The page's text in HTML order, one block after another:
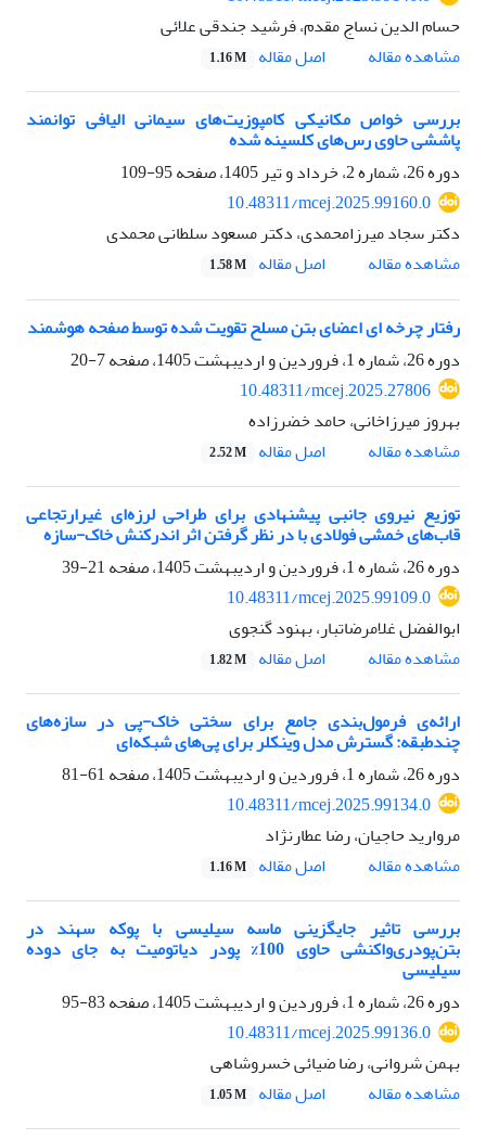
حسام الدین نساج مقدم، فرشید جندقی علائی
مشاهده مقاله
اصل مقاله 1.16 M
بررسی خواص مکانیکی کامپوزیت‌های سیمانی الیافی توانمند
پاششی حاوی رس‌های کلسینه شده
دوره 26، شماره 2، خرداد و تیر 1405، صفحه
95-109
10.48311/mcej.2025.99160.0
دکتر سجاد میرزامحمدی، دکتر مسعود سلطانی محمدی
مشاهده مقاله
اصل مقاله 1.58 M
رفتار چرخه ای اعضای بتن مسلح تقویت شده توسط صفحه هوشمند
دوره 26، شماره 1، فروردین و اردیبهشت 1405، صفحه
7-20
10.48311/mcej.2025.27806
بهروز میرزاخانی، حامد خضرزاده
مشاهده مقاله
اصل مقاله 2.52 M
توزیع نیروی جانبی پیشنهادی برای طراحی لرزه‌ای غیرارتجاعی
قاب‌های خمشی فولادی با در نظر گرفتن اثر اندرکنش خاک-سازه
دوره 26، شماره 1، فروردین و اردیبهشت 1405، صفحه
21-39
10.48311/mcej.2025.99109.0
ابوالفضل غلامرضاتبار، بهنود گنجوی
مشاهده مقاله
اصل مقاله 1.82 M
ارائه‌ی فرمول‌بندی جامع برای سختی خاک-پی در سازه‌های
چندطبقه: گسترش مدل وینکلر برای پی‌های شبکه‌ای
دوره 26، شماره 1، فروردین و اردیبهشت 1405، صفحه
61-81
10.48311/mcej.2025.99134.0
مروارید حاجیان، رضا عطارنژاد
مشاهده مقاله
اصل مقاله 1.16 M
بررسی تاثیر جایگزینی ماسه سیلیسی با پوکه سهند در
بتن‌پودری‌واکنشی حاوی 100% پودر دیاتومیت به جای دوده
سیلیسی
دوره 26، شماره 1، فروردین و اردیبهشت 1405، صفحه
83-95
10.48311/mcej.2025.99136.0
بهمن شروانی، رضا ضیائی خسروشاهی
مشاهده مقاله
اصل مقاله 1.05 M